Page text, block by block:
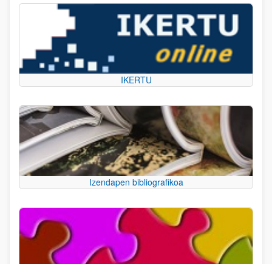
IKERTU
Izendapen bibliografikoa